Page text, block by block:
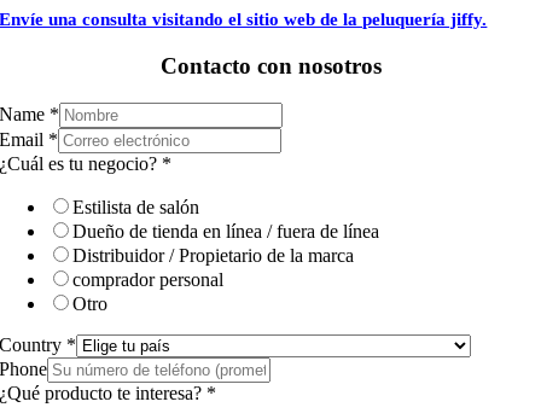
Envíe una consulta visitando el sitio web de la peluquería jiffy.
Contacto con nosotros
Name *
Email *
¿Cuál es tu negocio? *
Estilista de salón
Dueño de tienda en línea / fuera de línea
Distribuidor / Propietario de la marca
comprador personal
Otro
Country *
Phone
¿Qué producto te interesa? *